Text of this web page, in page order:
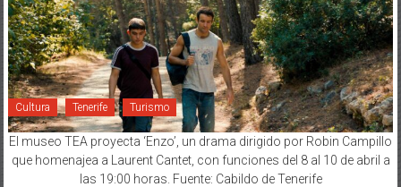
Cultura Tenerife Turismo
El museo TEA proyecta ‘Enzo’, un drama dirigido por Robin Campillo
que homenajea a Laurent Cantet, con funciones del 8 al 10 de abril a
las 19:00 horas. Fuente: Cabildo de Tenerife